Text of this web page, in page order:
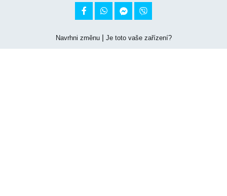
 
Navrhni změnu| Je toto vaše zařízení?